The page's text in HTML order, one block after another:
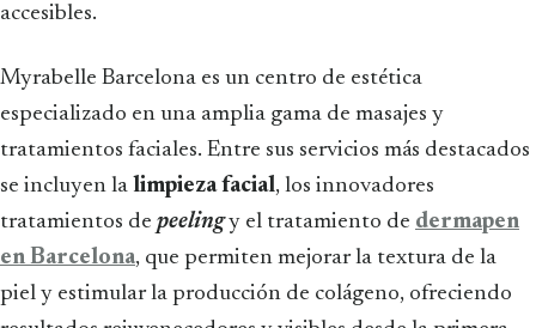
accesibles.
Myrabelle Barcelona es un centro de estética
especializado en una amplia gama de masajes y
tratamientos faciales. Entre sus servicios más destacados
se incluyen la limpieza facial, los innovadores
tratamientos de peeling y el tratamiento de dermapen
en Barcelona, que permiten mejorar la textura de la
piel y estimular la producción de colágeno, ofreciendo